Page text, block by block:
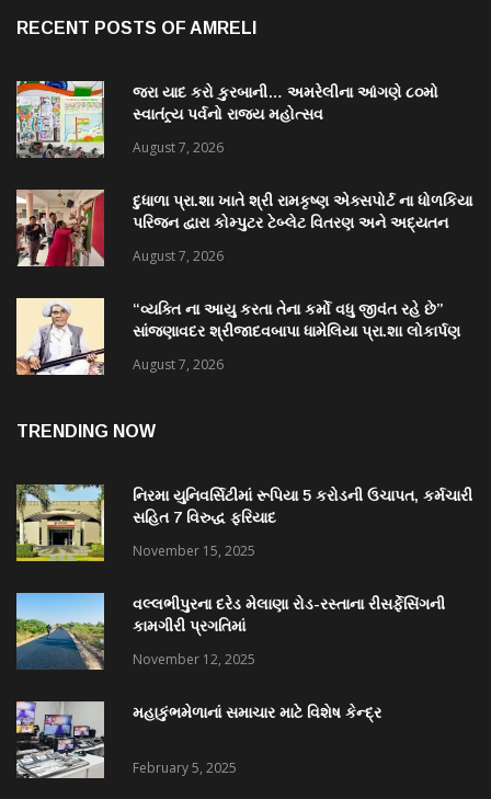
RECENT POSTS OF AMRELI
જરા યાદ કરો કુરબાની… અમરેલીના આંગણે ૮૦મો
સ્વાતંત્ર્ય પર્વનો રાજ્ય મહોત્સવ
August 7, 2026
દુધાળા પ્રા.શા ખાતે શ્રી રામકૃષ્ણ એક્સપોર્ટ ના ધોળકિયા
પરિજન દ્વારા કોમ્પુટર ટેબ્લેટ વિતરણ અને અદ્યતન
August 7, 2026
“વ્યક્તિ ના આયુ કરતા તેના કર્મો વધુ જીવંત રહે છે”
સાંજણાવદર શ્રીજાદવબાપા ધામેલિયા પ્રા.શા લોકાર્પણ
August 7, 2026
TRENDING NOW
નિરમા યુનિવર્સિટીમાં રૂપિયા 5 કરોડની ઉચાપત, કર્મચારી
સહિત 7 વિરુદ્ધ ફરિયાદ
November 15, 2025
વલ્લભીપુરના દરેડ મેલાણા રોડ-રસ્તાના રીસર્ફેસિંગની
કામગીરી પ્રગતિમાં
November 12, 2025
મહાકુંભમેળાનાં સમાચાર માટે વિશેષ કેન્દ્ર
February 5, 2025